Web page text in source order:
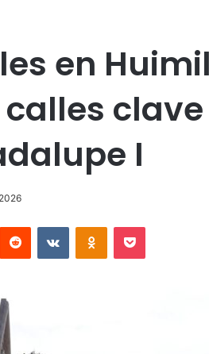
en
I
Reddit VKontakteOdnoklassniki
Pocket